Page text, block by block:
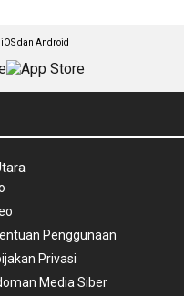
dan Android
Penggunaan
Privasi
Media Siber